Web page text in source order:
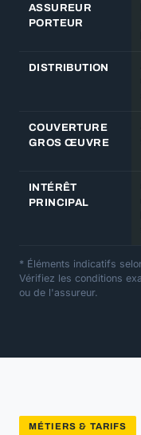
ASSUREUR
PORTEUR
DISTRIBUTION
COUVERTURE
GROS ŒUVRE
INTÉRÊT
PRINCIPAL
* Éléments indicatifs
Vérifiez les conditions
ou de l'assureur.
MÉTIERS & TARIFS